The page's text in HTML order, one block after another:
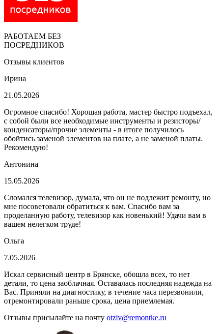
РАБОТАЕМ БЕЗ
ПОСРЕДНИКОВ
Отзывы клиентов
Ирина
21.05.2026
Огромное спасибо! Хорошая работа, мастер быстро подъехал,
с собой были все необходимые инструменты и резисторы/
конденсаторы/прочие элементы - в итоге получилось
обойтись заменой элементов на плате, а не заменой платы.
Рекомендую!
Антонина
15.05.2026
Сломался телевизор, думала, что он не подлежит ремонту, но
мне посоветовали обратиться к вам. Спасибо вам за
проделанную работу, телевизор как новенький! Удачи вам в
вашем нелегком труде!
Ольга
7.05.2026
Искал сервисный центр в Брянске, обошла всех, то нет
детали, то цена заоблачная. Оставалась последняя надежда на
Вас. Приняли на диагностику, в течение часа перезвонили,
отремонтировали раньше срока, цена приемлемая.
Отзывы присылайте на почту otziv@remontke.ru